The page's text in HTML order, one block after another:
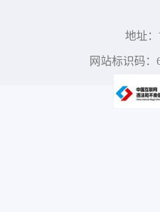
地址
网站标识码：